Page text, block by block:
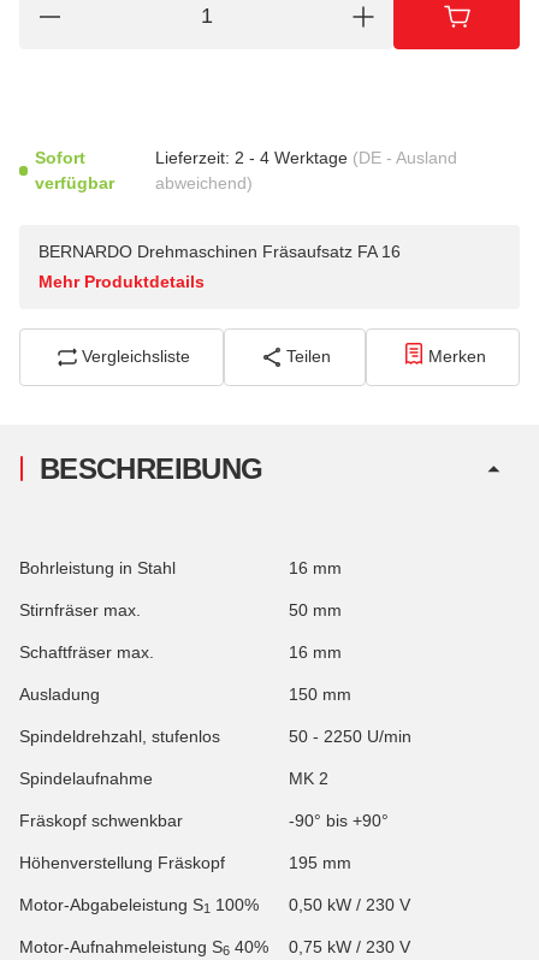
Sofort
verfügbar
Lieferzeit: 2 - 4 Werktage (DE - Ausland
abweichend)
BERNARDO Drehmaschinen Fräsaufsatz FA 16
Mehr Produktdetails
Vergleichsliste Teilen Merken
BESCHREIBUNG
Bohrleistung in Stahl 16 mm
Stirnfräser max. 50 mm
Schaftfräser max. 16 mm
Ausladung 150 mm
Spindeldrehzahl, stufenlos 50 - 2250 U/min
Spindelaufnahme MK 2
Fräskopf schwenkbar -90° bis +90°
Höhenverstellung Fräskopf 195 mm
Motor-Abgabeleistung S1 100% 0,50 kW / 230 V
Motor-Aufnahmeleistung S6 40% 0,75 kW / 230 V